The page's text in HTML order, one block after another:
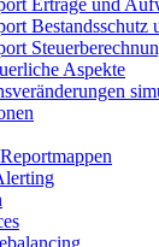
Erträge und
Bestandsschutz
Aspekte